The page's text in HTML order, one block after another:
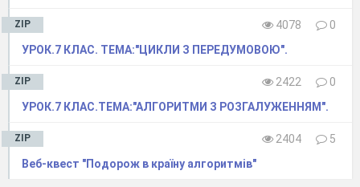
ZIP 4078
0
УРОК.7 КЛАС. ТЕМА:"ЦИКЛИ З ПЕРЕДУМОВОЮ".
ZIP 2422
0
УРОК.7 КЛАС.ТЕМА:"АЛГОРИТМИ З РОЗГАЛУЖЕННЯМ".
ZIP 2404
5
Веб-квест "Подорож в країну алгоритмів"